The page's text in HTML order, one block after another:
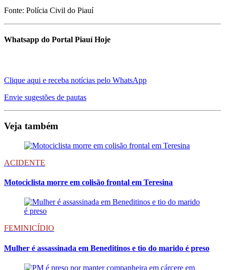
Fonte: Polícia Civil do Piauí
Whatsapp do Portal Piauí Hoje
Clique aqui e receba notícias pelo WhatsApp
Envie sugestões de pautas
Veja também
ACIDENTE
Motociclista morre em colisão frontal em Teresina
FEMINICÍDIO
Mulher é assassinada em Beneditinos e tio do marido é preso